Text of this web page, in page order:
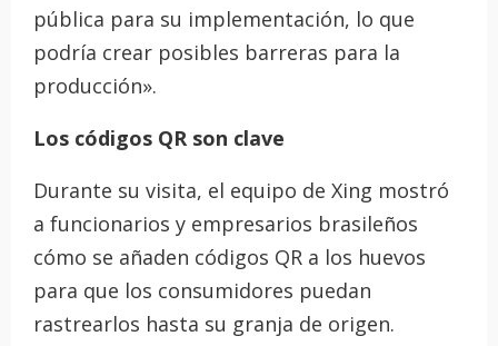
pública para su implementación, lo que
podría crear posibles barreras para la
producción».
Los códigos QR son clave
Durante su visita, el equipo de Xing mostró
a funcionarios y empresarios brasileños
cómo se añaden códigos QR a los huevos
para que los consumidores puedan
rastrearlos hasta su granja de origen.